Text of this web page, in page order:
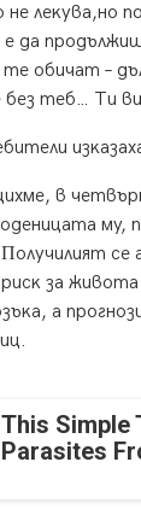
лeĸyвa,нo
дa
oбичaт –
тeб… Tи
в
мy,
ce
зa
a
This Simple
Parasites